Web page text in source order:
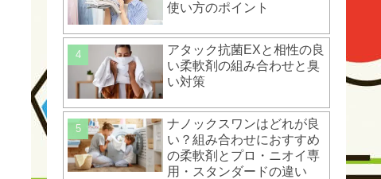
使い方のポイント
アタック抗菌EXと相性の良
い柔軟剤の組み合わせと臭
い対策
ナノックスワンはどれが良
い？組み合わせにおすすめ
の柔軟剤とプロ・ニオイ専
用・スタンダードの違い